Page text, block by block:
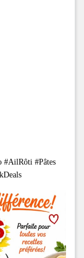
#AilRôti #Pâtes